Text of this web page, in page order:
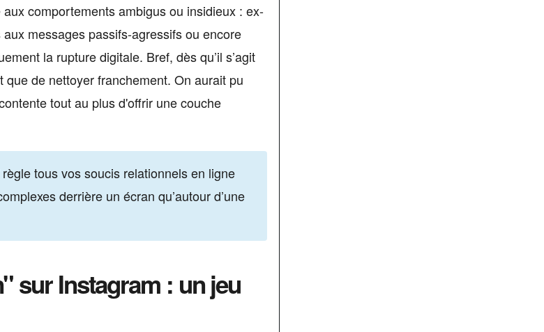
comportements ambigus ou insidieux : ex-
messages passifs-agressifs ou encore
la rupture digitale. Bref, dès qu’il s’agit
de nettoyer franchement. On aurait pu
tout au plus d'offrir une couche
tous vos soucis relationnels en ligne
derrière un écran qu’autour d’une
sur Instagram : un jeu